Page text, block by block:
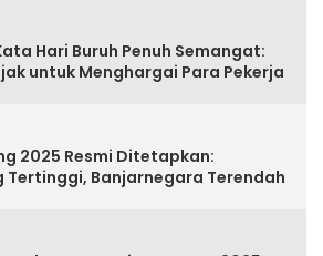
Hari Buruh Penuh Semangat:
untuk Menghargai Para Pekerja
2025 Resmi Ditetapkan:
Tertinggi, Banjarnegara Terendah